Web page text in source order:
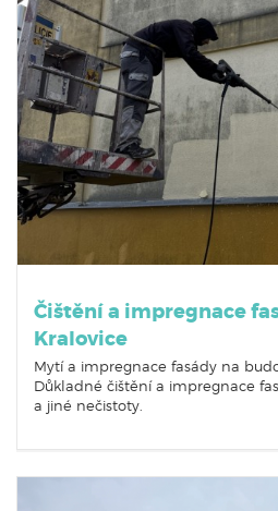
Čištění a impregnace
Kralovice
Mytí a impregnace fasády na
Důkladné čištění a impregnace
a jiné nečistoty.